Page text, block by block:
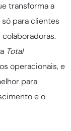
transforma a
para clientes
Total
operacionais, e
para
e o